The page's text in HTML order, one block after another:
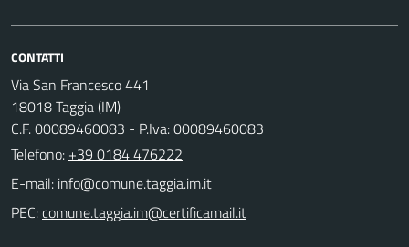
CONTATTI
Via San Francesco 441
18018 Taggia (IM)
C.F. 00089460083 - P.Iva: 00089460083
Telefono: +39 0184 476222
E-mail:
PEC: